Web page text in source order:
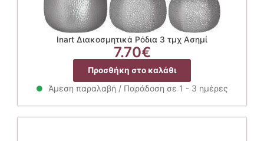
Inart Διακοσμητικά Ρόδια 3 τμχ Ασημί
7.70€
Προσθήκη στο καλάθι
Άμεση παραλαβή / Παράδοση σε 1 - 3 ημέρες